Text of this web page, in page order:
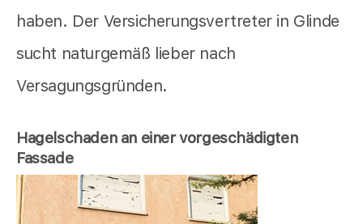
haben. Der Versicherungsvertreter in Glinde
sucht naturgemäß lieber nach
Versagungsgründen.
Hagelschaden an einer vorgeschädigten
Fassade